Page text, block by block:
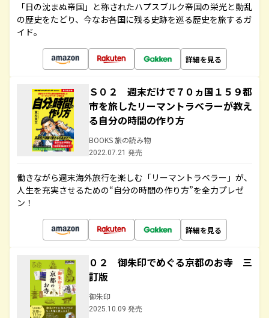
「日の沈まぬ帝国」と称されたハプスブルク帝国の栄光と動乱
の歴史をたどり、今なお各国に残る史跡を巡る歴史を旅するガ
イド。
詳細を見る
Ｓ０２ 週末だけで７０ヵ国１５９都
市を旅したリーマントラベラーが教え
る自分の時間の作り方
BOOKS 旅の読み物
2022.07.21 発売
働きながら週末海外旅行を楽しむ「リーマントラベラー」が、
人生を充実させるための“自分の時間の作り方”を全力プレゼ
ン！
詳細を見る
０２ 御朱印でめぐる京都のお寺 三
訂版
御朱印
2025.10.09 発売